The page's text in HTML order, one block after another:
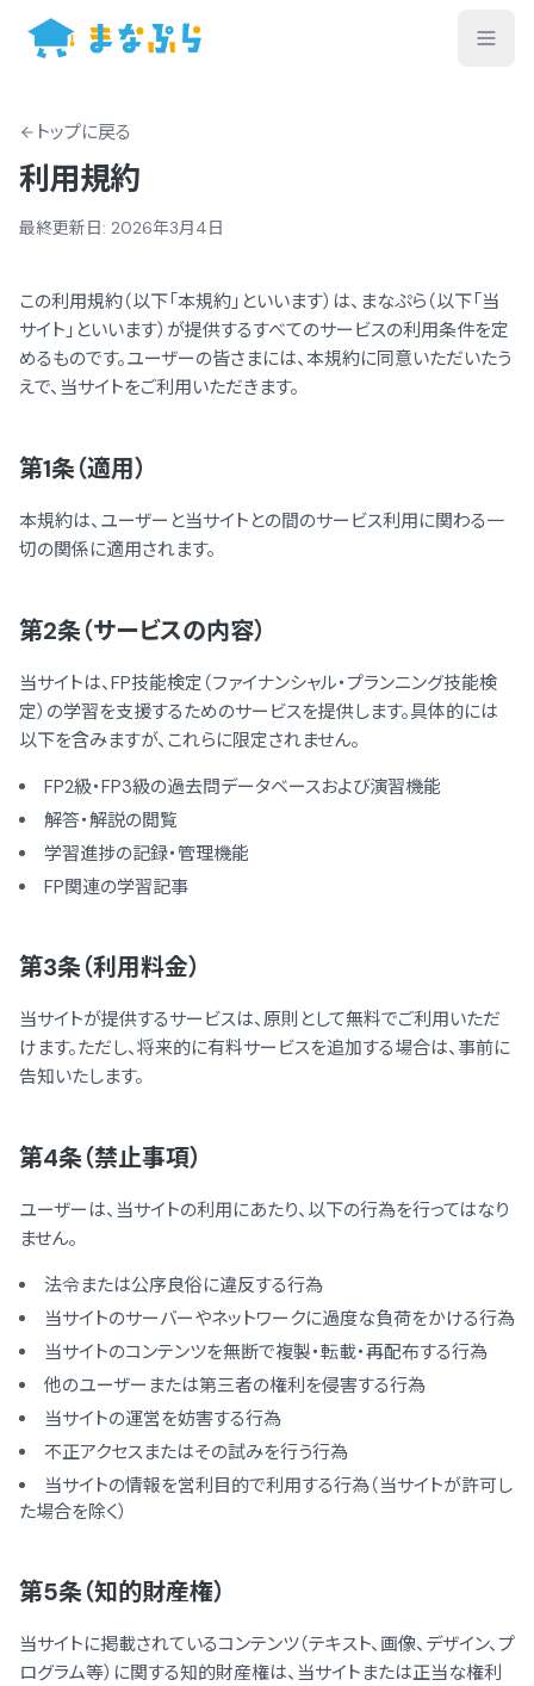
トップに戻る
利用規約
最終更新日: 2026年3月4日
この利用規約（以下「本規約」といいます）は、まなぷら（以下「当
サイト」といいます）が提供するすべてのサービスの利用条件を定
めるものです。ユーザーの皆さまには、本規約に同意いただいたう
えで、当サイトをご利用いただきます。
第1条（適用）
本規約は、ユーザーと当サイトとの間のサービス利用に関わる一
切の関係に適用されます。
第2条（サービスの内容）
当サイトは、FP技能検定（ファイナンシャル・プランニング技能検
定）の学習を支援するためのサービスを提供します。具体的には
以下を含みますが、これらに限定されません。
FP2級・FP3級の過去問データベースおよび演習機能
解答・解説の閲覧
学習進捗の記録・管理機能
FP関連の学習記事
第3条（利用料金）
当サイトが提供するサービスは、原則として無料でご利用いただ
けます。ただし、将来的に有料サービスを追加する場合は、事前に
告知いたします。
第4条（禁止事項）
ユーザーは、当サイトの利用にあたり、以下の行為を行ってはなり
ません。
法令または公序良俗に違反する行為
当サイトのサーバーやネットワークに過度な負荷をかける行為
当サイトのコンテンツを無断で複製・転載・再配布する行為
他のユーザーまたは第三者の権利を侵害する行為
当サイトの運営を妨害する行為
不正アクセスまたはその試みを行う行為
当サイトの情報を営利目的で利用する行為（当サイトが許可し
た場合を除く）
第5条（知的財産権）
当サイトに掲載されているコンテンツ（テキスト、画像、デザイン、プ
ログラム等）に関する知的財産権は、当サイトまたは正当な権利